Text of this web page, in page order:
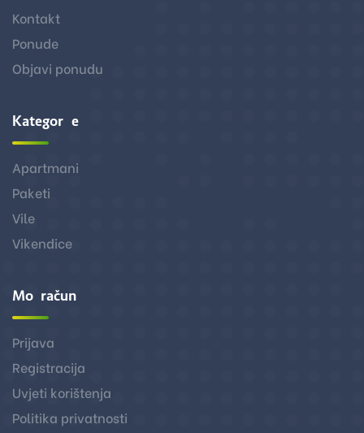
Kontakt
Ponude
Objavi ponudu
Kategorije
Apartmani
Paketi
Vile
Vikendice
Moj račun
Prijava
Registracija
Uvjeti korištenja
Politika privatnosti